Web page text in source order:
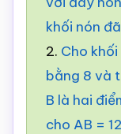
khối nón
2. Cho
bằng 8 và
B là hai
cho AB =